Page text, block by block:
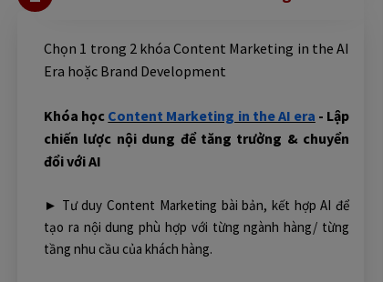
Khóa học Content Marketing in the AI era - Lập
chiến lược nội dung để tăng trưởng & chuyển
đổi với AI
► Tư duy Content Marketing bài bản, kết hợp AI để
tạo ra nội dung phù hợp với từng ngành hàng/ từng
tầng nhu cầu của khách hàng.
Chọn 1 trong 2 khóa Content Marketing in the AI
Era hoặc Brand Development